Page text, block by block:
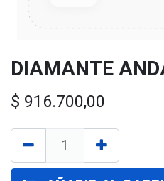
DIAMANTE
$ 916.700,00